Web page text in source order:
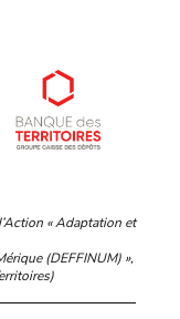
« Adaptation et
(DEFFINUM) »,